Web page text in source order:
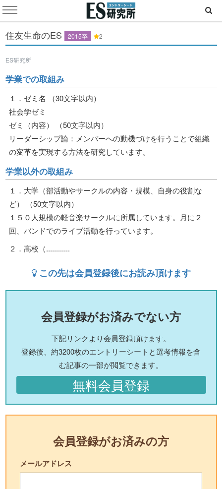
住友生命のES 2015卒 2
ES研究所
学業での取組み
１．ゼミ名 （30文字以内）
社会学ゼミ
ゼミ（内容） （50文字以内）
リーダーシップ論：メンバーへの動機づけを行うことで組織
の変革を実現する方法を研究しています。
学業以外の取組み
１．大学（部活動やサークルの内容・規模、自身の役割な
ど） （50文字以内）
１５０人規模の軽音楽サークルに所属しています。月に２
回、バンドでのライブ活動を行っています。
２．高校（............
この先は会員登録後にお読み頂けます
会員登録がお済みでない方
下記リンクより会員登録頂けます。
登録後、約3200枚のエントリーシートと選考情報を含
む記事の一部が閲覧できます。
無料会員登録
会員登録がお済みの方
メールアドレス